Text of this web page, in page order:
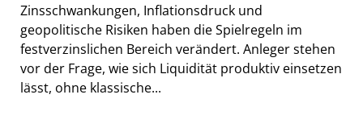
Zinsschwankungen, Inflationsdruck und
geopolitische Risiken haben die Spielregeln im
festverzinslichen Bereich verändert. Anleger stehen
vor der Frage, wie sich Liquidität produktiv einsetzen
lässt, ohne klassische...